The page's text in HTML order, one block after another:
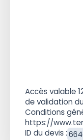
Accès valable
de validation
Conditions
https://
ID du devis :